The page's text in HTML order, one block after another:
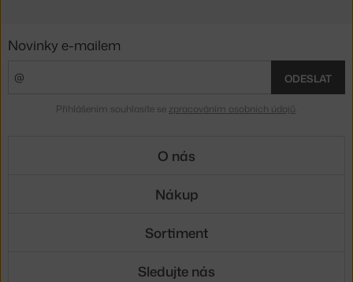
Novinky e-mailem
ODESLAT
Přihlášením souhlasíte se zpracováním osobních údajů
O nás
Nákup
Sortiment
Sledujte nás